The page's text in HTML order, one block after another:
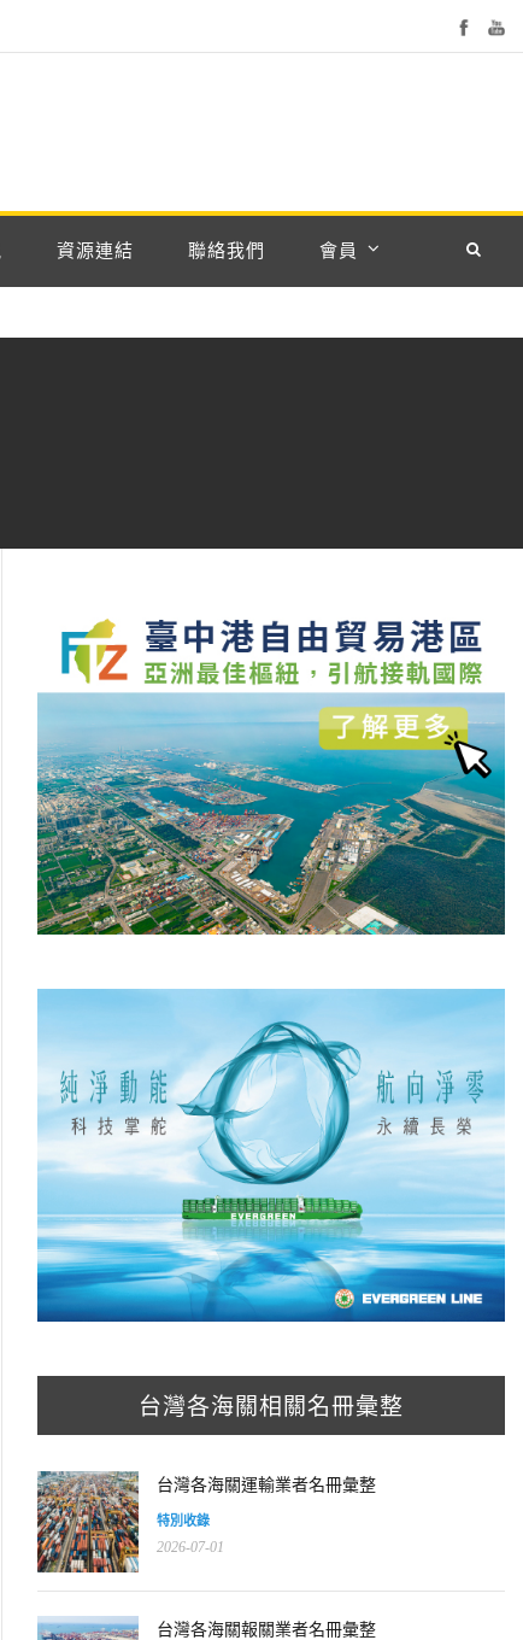
資源連結 聯絡我們 會員
台灣各海關相關名冊彙整
台灣各海關運輸業者名冊彙整
特別收錄
2026-07-01
台灣各海關報關業者名冊彙整